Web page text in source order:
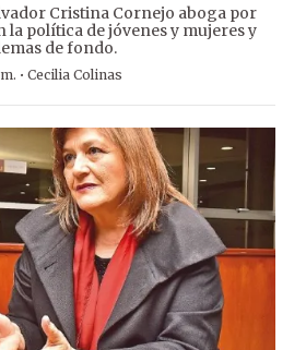
Cristina Cornejo aboga por
la política de jóvenes y mujeres y
de fondo.
· Cecilia Colinas